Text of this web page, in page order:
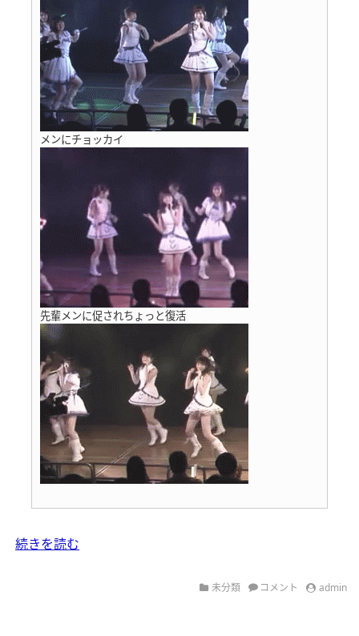
メンにチョッカイ
先輩メンに促されちょっと復活
続きを読む
未分類 コメント admin